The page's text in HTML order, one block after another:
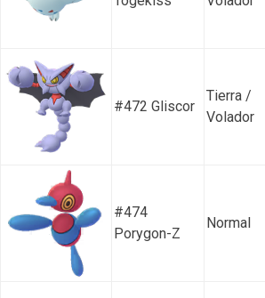
#472 Gliscor
Tierra /
Volador
#474
Porygon-Z
Normal